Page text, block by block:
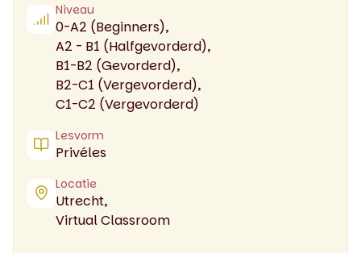
Niveau
0-A2 (Beginners),
A2 - B1 (Halfgevorderd),
B1-B2 (Gevorderd),
B2-C1 (Vergevorderd),
C1-C2 (Vergevorderd)
Lesvorm
Privéles
Locatie
Utrecht,
Virtual Classroom